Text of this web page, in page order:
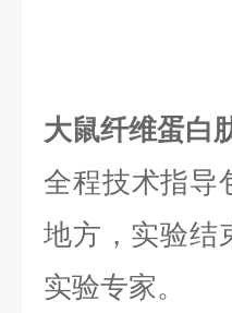
大鼠纤维蛋白
全程技术指导
地方，实验结
实验专家。